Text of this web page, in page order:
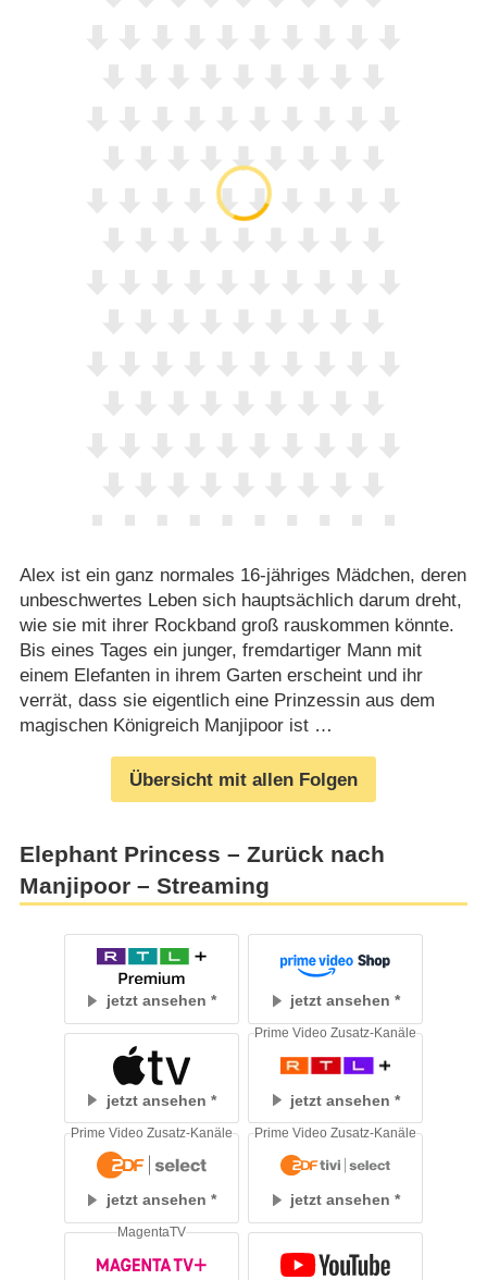
Alex ist ein ganz normales 16-jähriges Mädchen, deren
unbeschwertes Leben sich hauptsächlich darum dreht,
wie sie mit ihrer Rockband groß rauskommen könnte.
Bis eines Tages ein junger, fremdartiger Mann mit
einem Elefanten in ihrem Garten erscheint und ihr
verrät, dass sie eigentlich eine Prinzessin aus dem
magischen Königreich Manjipoor ist …
Übersicht mit allen Folgen
Elephant Princess – Zurück nach
Manjipoor – Streaming
jetzt ansehen jetzt ansehen
jetzt ansehen jetzt ansehen
Prime Video Zusatz-Kanäle
jetzt ansehen
Prime Video Zusatz-Kanäle
jetzt ansehen
Prime Video Zusatz-Kanäle
MagentaTV